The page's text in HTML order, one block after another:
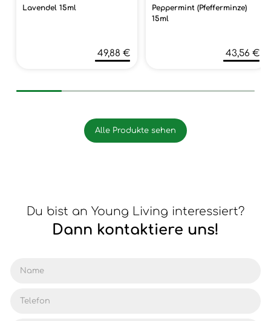
Lavendel 15ml
49,88 €
Peppermint (Pfefferminze)
15ml
43,56 €
Alle Produkte sehen
Du bist an Young Living interessiert?
Dann kontaktiere uns!